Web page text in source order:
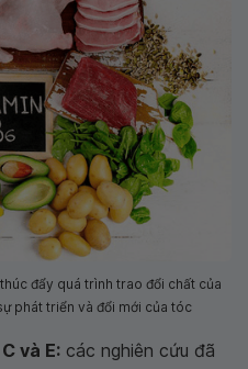
đẩy quá trình trao đổi chất của
phát triển và đổi mới của tóc
và E: các nghiên cứu đã